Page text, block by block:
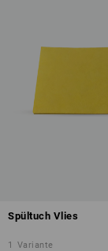
Spültuch Vlies
1 Variante